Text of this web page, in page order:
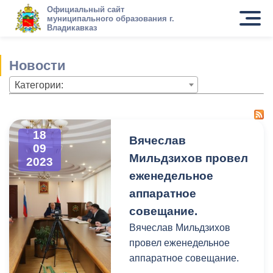
Официальный сайт
муниципального образования г.
Владикавказ
Новости
Категории:
18
09
2023
Вячеслав
Мильдзихов провел
еженедельное
аппаратное
совещание.
Вячеслав Мильдзихов
провел еженедельное
аппаратное совещание.